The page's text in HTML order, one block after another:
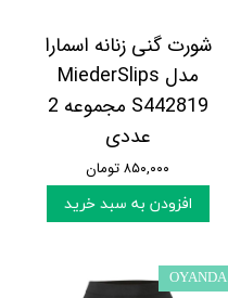
شورت گنی زنانه اسمارا
مدل MiederSlips
S442819 مجموعه 2
عددی
۸۵۰,۰۰۰ تومان
افزودن به سبد خرید
OYANDA